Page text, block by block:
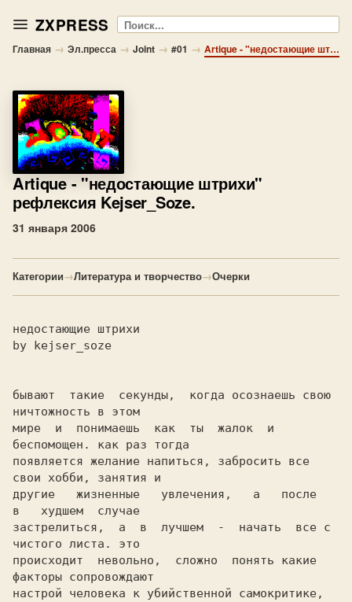
ZXPRESS Поиск
Главная → Эл.пресса → Joint → #01 → Artique - "недостающие штрихи" рефлексия Kejser_Soze.
Artique- "недостающие штрихи"
рефлексия Kejser_Soze.
31 января 2006
Категории→Литература и творчество→Очерки
недостающие штрихи
by kejser_soze
бывают  такие  секунды,  когда осознаешь свою
ничтожность в этом
мире  и  понимаешь  как  ты  жалок  и
беспомощен. как раз тогда
появляется желание напиться, забросить все
свои хобби, занятия и
другие   жизненные   увлечения,   а   после
в   худшем  случае
застрелиться,  а  в  лучшем  -  начать  все с
чистого листа. это
происходит  невольно,  сложно  понять какие
факторы сопровождают
настрой человека к убийственной самокритике,